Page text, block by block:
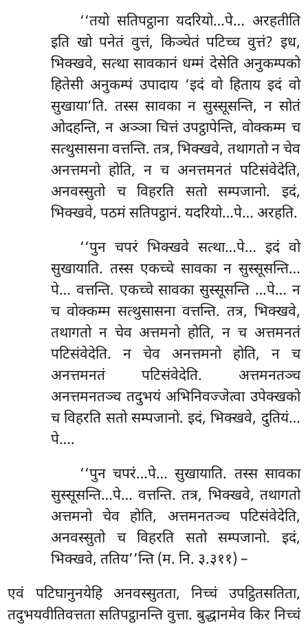
‘‘तयो सतिपट्ठाना यदरियो…पे… अरहतीति
इति खो पनेतं वुत्तं, किञ्चेतं पटिच्च वुत्तं? इध,
भिक्खवे, सत्था सावकानं धम्मं देसेति अनुकम्पको
हितेसी अनुकम्पं उपादाय ‘इदं वो हिताय इदं वो
सुखाया’ति. तस्स सावका न सुस्सूसन्ति, न सोतं
ओदहन्ति, न अञ्ञा चित्तं उपट्ठापेन्ति, वोक्कम्म च
सत्थुसासना वत्तन्ति. तत्र, भिक्खवे, तथागतो न चेव
अनत्तमनो होति, न च अनत्तमनतं पटिसंवेदेति,
अनवस्सुतो च विहरति सतो सम्पजानो. इदं,
भिक्खवे, पठमं सतिपट्ठानं. यदरियो…पे… अरहति.
‘‘पुन चपरं भिक्खवे सत्था…पे… इदं वो
सुखायाति. तस्स एकच्चे सावका न सुस्सूसन्ति…
पे… वत्तन्ति. एकच्चे सावका सुस्सूसन्ति …पे… न
च वोक्कम्म सत्थुसासना वत्तन्ति. तत्र, भिक्खवे,
तथागतो न चेव अत्तमनो होति, न च अत्तमनतं
पटिसंवेदेति. न चेव अनत्तमनो होति, न च
अनत्तमनतं पटिसंवेदेति. अत्तमनतञ्च
अनत्तमनतञ्च तदुभयं अभिनिवज्जेत्वा उपेक्खको
च विहरति सतो सम्पजानो. इदं, भिक्खवे, दुतियं…
पे….
‘‘पुन चपरं…पे… सुखायाति. तस्स सावका
सुस्सूसन्ति…पे… वत्तन्ति. तत्र, भिक्खवे, तथागतो
अत्तमनो चेव होति, अत्तमनतञ्च पटिसंवेदेति,
अनवस्सुतो च विहरति सतो सम्पजानो. इदं,
भिक्खवे, ततिय’’न्ति (म. नि. ३.३११) –
एवं पटिघानुनयेहि अनवस्सुतता, निच्चं उपट्ठितसतिता,
तदुभयवीतिवत्तता सतिपट्ठानन्ति वुत्ता. बुद्धानमेव किर निच्चं